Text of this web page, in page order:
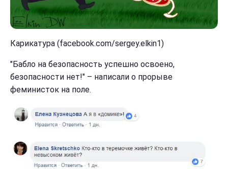
Карикатура (facebook.com/sergey.elkin1)
"Бабло на безопасность успешно освоено,
безопасности нет!" – написали о прорыве
феминисток на поле.